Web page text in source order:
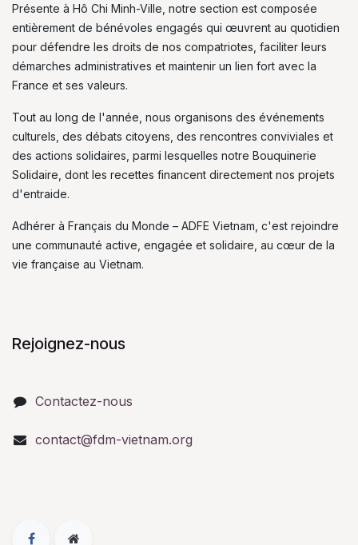
Présente à Hô Chi Minh-Ville, notre section est composée
entièrement de bénévoles engagés qui œuvrent au quotidien
pour défendre les droits de nos compatriotes, faciliter leurs
démarches administratives et maintenir un lien fort avec la
France et ses valeurs.
Tout au long de l'année, nous organisons des événements
culturels, des débats citoyens, des rencontres conviviales et
des actions solidaires, parmi lesquelles notre Bouquinerie
Solidaire, dont les recettes financent directement nos projets
d'entraide.
Adhérer à Français du Monde – ADFE Vietnam, c'est rejoindre
une communauté active, engagée et solidaire, au cœur de la
vie française au Vietnam.
Rejoignez-nous
Contactez-nous
contact@fdm-vietnam.org